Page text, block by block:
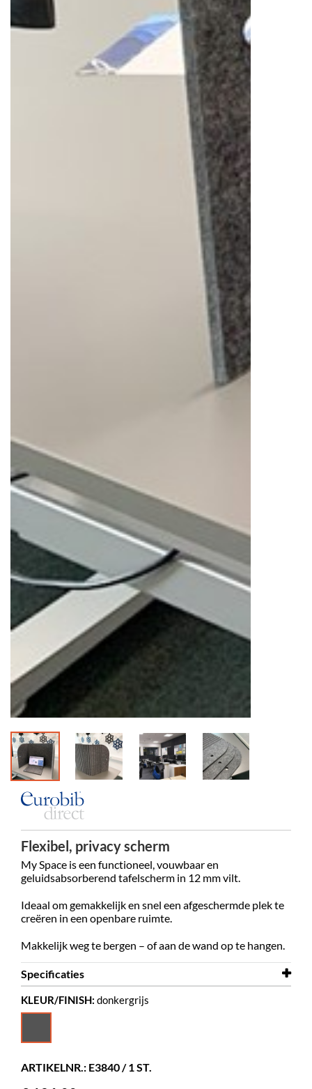
Flexibel, privacy scherm
My Space is een functioneel, vouwbaar en
geluidsabsorberend tafelscherm in 12 mm vilt.
Ideaal om gemakkelijk en snel een afgeschermde plek te
creëren in een openbare ruimte.
Makkelijk weg te bergen – of aan de wand op te hangen.
Specificaties
Breedte
Materiaal
vilt
KLEUR/FINISH: donkergrijs
ARTIKELNR.: E3840 / 1 ST.